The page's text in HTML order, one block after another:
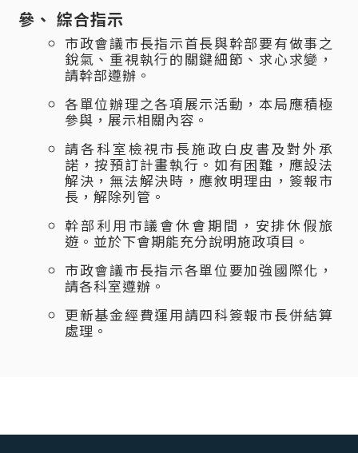
綜合指示
市政會議市長指示首長與幹部要有做事之
銳氣、重視執行的關鍵細節、求心求變，
請幹部遵辦。
各單位辦理之各項展示活動，本局應積極
參與，展示相關內容。
請各科室檢視市長施政白皮書及對外承
諾，按預訂計畫執行。如有困難，應設法
解決，無法解決時，應敘明理由，簽報市
長，解除列管。
幹部利用市議會休會期間，安排休假旅
遊。並於下會期能充分說明施政項目。
市政會議市長指示各單位要加強國際化，
請各科室遵辦。
更新基金經費運用請四科簽報市長併結算
處理。